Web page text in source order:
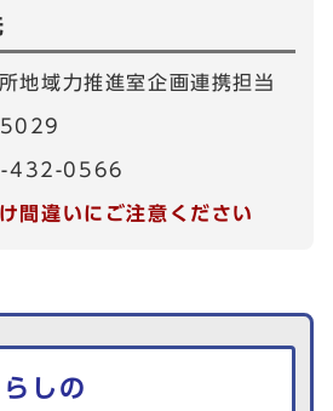
所地域力推進室企画連携担当
432-0566
間違いにご注意ください
しの